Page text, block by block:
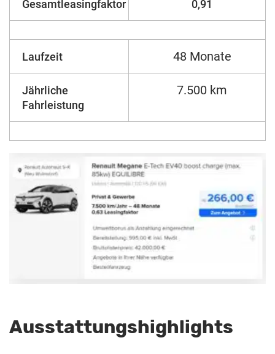
Gesamtleasingfaktor 0,91
Laufzeit 48 Monate
Jährliche
Fahrleistung
7.500 km
Ausstattungshighlights